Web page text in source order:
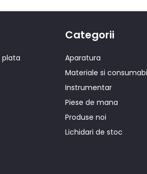
plata
Categorii
Aparatura
Materiale si
Instrumentar
Piese de mana
Produse noi
Lichidari de stoc